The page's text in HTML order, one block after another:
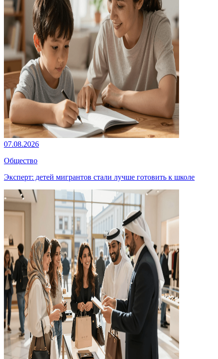
07.08.2026
Общество
Эксперт: детей мигрантов стали лучше готовить к школе